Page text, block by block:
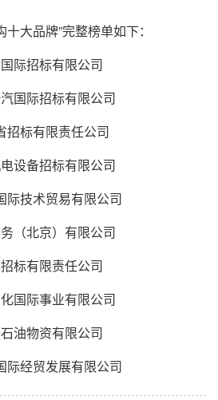
十大品牌”完整榜单如下：
际招标有限公司
国际招标有限公司
招标有限责任公司
设备招标有限公司
际技术贸易有限公司
（北京）有限公司
标有限责任公司
国际事业有限公司
油物资有限公司
际经贸发展有限公司